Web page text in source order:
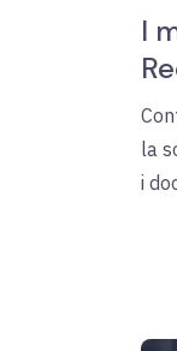
I
la
i